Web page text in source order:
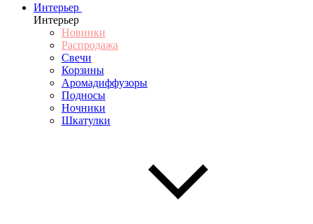
Интерьер
Интерьер
Новинки
Распродажа
Свечи
Корзины
Аромадиффузоры
Подносы
Ночники
Шкатулки